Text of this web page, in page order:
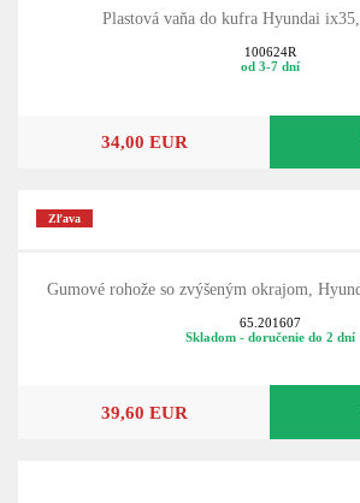
Plastová vaňa do kufra Hyundai
100624R
od 3-7 dní
34,00 EUR
Zľava
Gumové rohože so zvýšeným okrajom,
65.201607
Skladom - doručenie do 2 dní
39,60 EUR